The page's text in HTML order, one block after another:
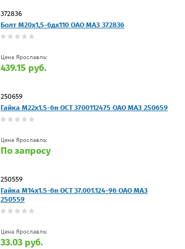
372836
Болт М20х1,5-6дх110 ОАО МАЗ 372836
Цена Ярославль:
439.15 руб.
250659
Гайка М22х1.5-6н ОСТ 3700112475 ОАО МАЗ 250659
Цена Ярославль:
По запросу
250559
Гайка М14х1.5-6н ОСТ 37.001.124-96 ОАО МАЗ
250559
Цена Ярославль:
33.03 руб.